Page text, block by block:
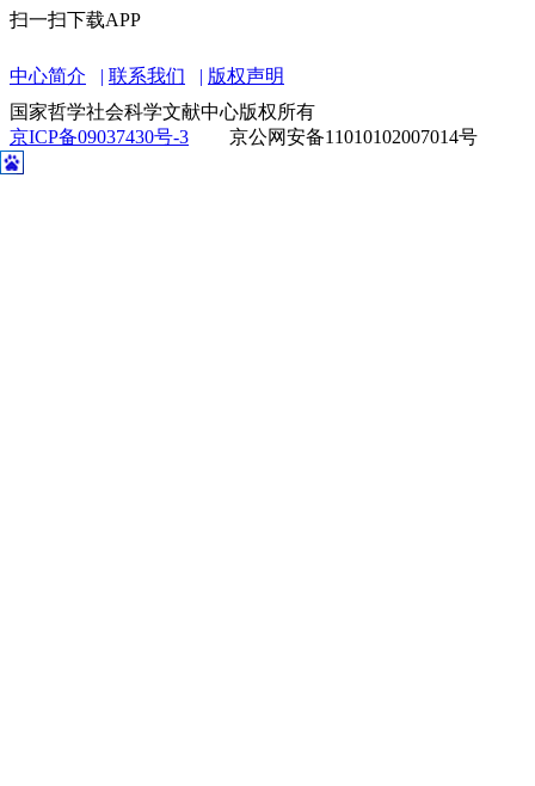
扫一扫下载APP
中心简介 联系我们
版权声明
国家哲学社会科学文献中心版权所有
京ICP备09037430号-3
京公网安备11010102007014号